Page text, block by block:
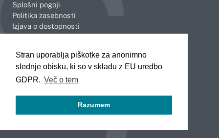
Stran uporablja piškotke za anonimno
slednje obisku, ki so v skladu z EU uredbo
GDPR. Več o tem
Razumem
Splošni pogoji
Politika zasebnosti
Izjava o dostopnosti
Celje
Koper
Kranj
Novo mesto
Slovenj Gradec